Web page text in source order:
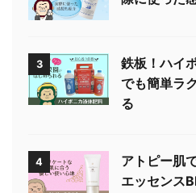
3
鉄板！ハイ
でも簡単ラ
る
4
アトピー肌
エッセンス